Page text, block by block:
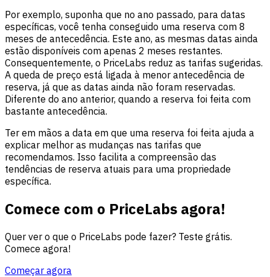
Por exemplo, suponha que no ano passado, para datas
específicas, você tenha conseguido uma reserva com 8
meses de antecedência. Este ano, as mesmas datas ainda
estão disponíveis com apenas 2 meses restantes.
Consequentemente, o PriceLabs reduz as tarifas sugeridas.
A queda de preço está ligada à menor antecedência de
reserva, já que as datas ainda não foram reservadas.
Diferente do ano anterior, quando a reserva foi feita com
bastante antecedência.
Ter em mãos a data em que uma reserva foi feita ajuda a
explicar melhor as mudanças nas tarifas que
recomendamos. Isso facilita a compreensão das
tendências de reserva atuais para uma propriedade
específica.
Comece com o PriceLabs agora!
Quer ver o que o PriceLabs pode fazer? Teste grátis.
Comece agora!
Começar agora